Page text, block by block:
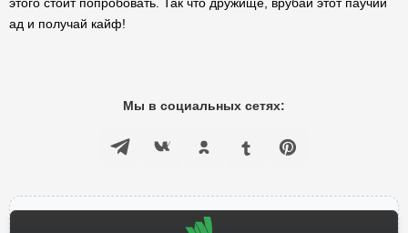
ад и получай кайф!
Мы в социальных сетях: